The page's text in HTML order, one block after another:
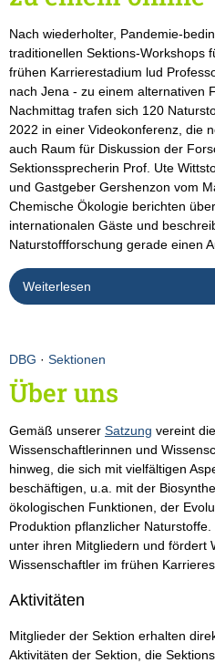
Nach wiederholter, Pandemie-
traditionellen Sektions-Workshops
frühen Karrierestadium lud
nach Jena - zu einem alternativen
Nachmittag trafen sich 120
2022 in einer Videokonferenz, die
auch Raum für Diskussion der
Sektionssprecherin Prof. Ute
und Gastgeber Gershenzon vom
Chemische Ökologie berichten
internationalen Gäste und
Naturstoffforschung gerade einen
Weiterlesen
DBG · Sektionen
Über uns
Gemäß unserer Satzung vereint
Wissenschaftlerinnen und
hinweg, die sich mit vielfältigen
beschäftigen, u.a. mit der
ökologischen Funktionen, der
Produktion pflanzlicher
unter ihren Mitgliedern und fördert
Wissenschaftler im frühen
Aktivitäten
Mitglieder der Sektion erhalten
Aktivitäten der Sektion, die